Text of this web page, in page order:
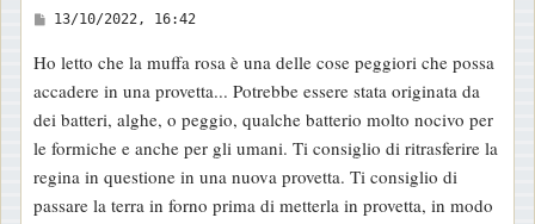
M
s
s
a
g
g
i
13/10/2022, 16:42
Ho letto che la muffa rosa è una delle cose peggiori che possa
accadere in una provetta... Potrebbe essere stata originata da
dei batteri, alghe, o peggio, qualche batterio molto nocivo per
le formiche e anche per gli umani. Ti consiglio di ritrasferire la
regina in questione in una nuova provetta. Ti consiglio di
passare la terra in forno prima di metterla in provetta, in modo